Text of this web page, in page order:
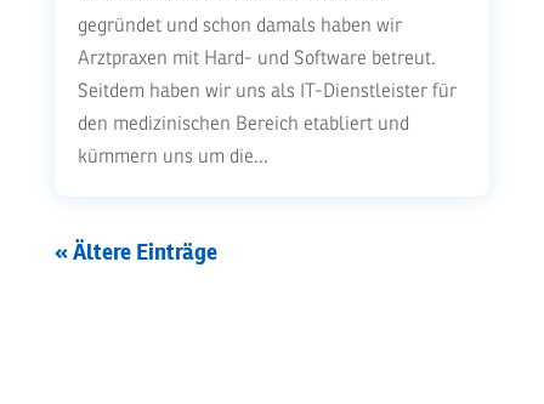
gegründet und schon damals haben wir
Arztpraxen mit Hard- und Software betreut.
Seitdem haben wir uns als IT-Dienstleister für
den medizinischen Bereich etabliert und
kümmern uns um die...
« Ältere Einträge